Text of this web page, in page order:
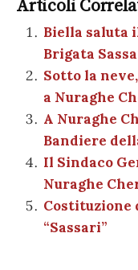
e
b
o
o
k
te
r
es
t
ai
l
n
di
vi
di
Articoli
Biella saluta
Brigata
Sotto la
a Nuraghe
A Nuraghe
Bandiere
Il Sindaco
Nuraghe
Costituzione
“Sassari”